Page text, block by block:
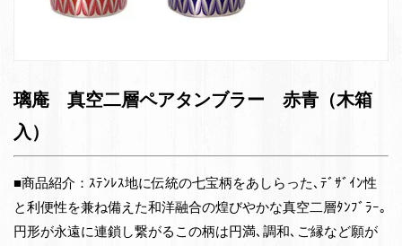
璃庵 真空二層ペアタンブラー 赤青（木箱
入）
■商品紹介：ｽﾃﾝﾚｽ地に伝統の七宝柄をあしらった､ﾃﾞｻﾞｲﾝ性
と利便性を兼ね備えた和洋融合の煌びやかな真空二層ﾀﾝﾌﾞﾗｰ｡
円形が永遠に連鎖し繋がるこの柄は円満､調和､ご縁など願が